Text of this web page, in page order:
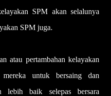
SPM akan selalunya
SPM juga.
atau pertambahan kelayakan
untuk bersaing dan
lebih baik selepas bersara